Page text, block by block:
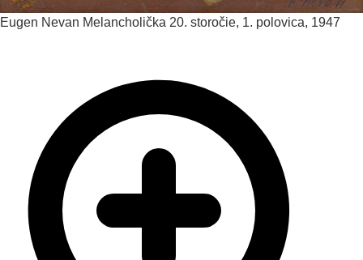
Eugen Nevan Melancholička 20. storočie, 1. polovica, 1947